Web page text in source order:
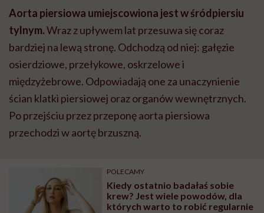
Aorta piersiowa umiejscowiona jest w śródpiersiu
tylnym.Wraz z upływem lat przesuwa się coraz
bardziej na lewą stronę. Odchodzą od niej: gałęzie
osierdziowe, przełykowe, oskrzelowe i
międzyżebrowe. Odpowiadają one za unaczynienie
ścian klatki piersiowej oraz organów wewnętrznych.
Po przejściu przez przeponę aorta piersiowa
przechodzi w aortę brzuszną.
POLECAMY
Kiedy ostatnio badałaś sobie
krew? Jest wiele powodów, dla
których warto to robić regularnie